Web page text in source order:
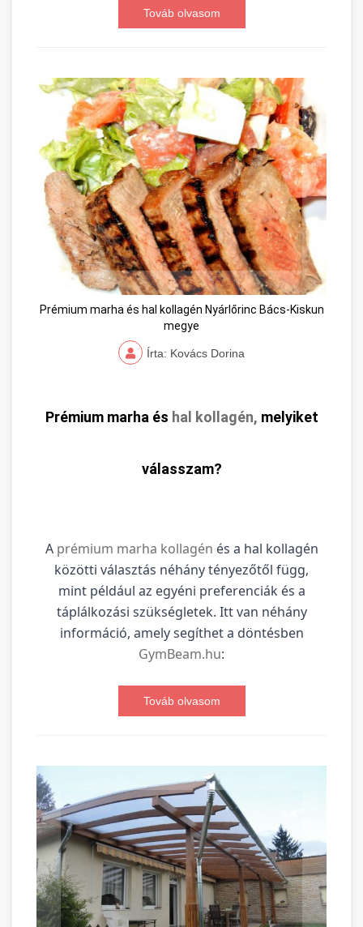
Továb olvasom
Prémium marha és hal kollagén Nyárlőrinc Bács-Kiskun
megye
Írta: Kovács Dorina
Prémium marha és hal kollagén, melyiket
válasszam?
A prémium marha kollagén és a hal kollagén
közötti választás néhány tényezőtől függ,
mint például az egyéni preferenciák és a
táplálkozási szükségletek. Itt van néhány
információ, amely segíthet a döntésben
GymBeam.hu:
Továb olvasom